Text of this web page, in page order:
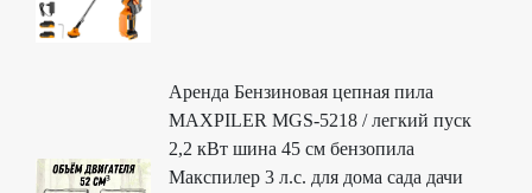
Аренда Бензиновая цепная пила
MAXPILER MGS-5218 / легкий пуск
2,2 кВт шина 45 см бензопила
Макспилер 3 л.с. для дома сада дачи